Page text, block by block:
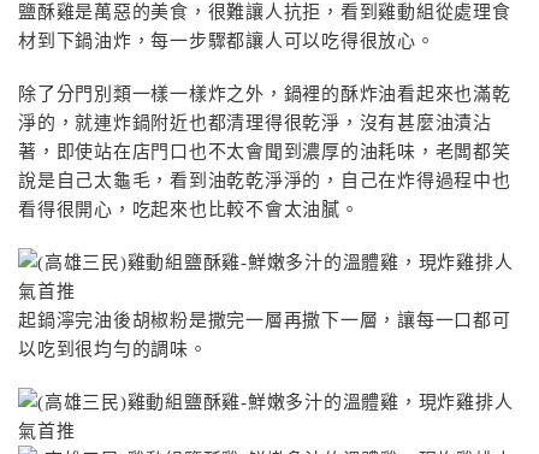
鹽酥雞是萬惡的美食，很難讓人抗拒，看到雞動組從處理食
材到下鍋油炸，每一步驟都讓人可以吃得很放心。
除了分門別類一樣一樣炸之外，鍋裡的酥炸油看起來也滿乾
淨的，就連炸鍋附近也都清理得很乾淨，沒有甚麼油漬沾
著，即使站在店門口也不太會聞到濃厚的油耗味，老闆都笑
說是自己太龜毛，看到油乾乾淨淨的，自己在炸得過程中也
看得很開心，吃起來也比較不會太油膩。
起鍋濘完油後胡椒粉是撒完一層再撒下一層，讓每一口都可
以吃到很均勻的調味。